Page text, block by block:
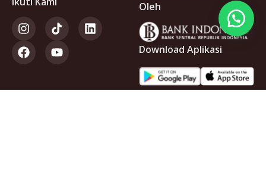
Oleh
Download Aplikasi